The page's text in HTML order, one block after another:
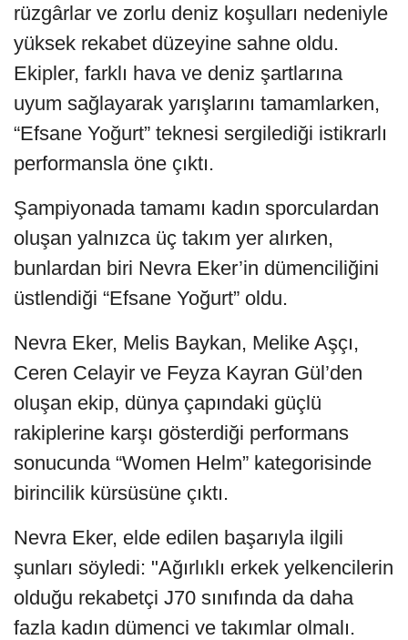
rüzgârlar ve zorlu deniz koşulları nedeniyle
yüksek rekabet düzeyine sahne oldu.
Ekipler, farklı hava ve deniz şartlarına
uyum sağlayarak yarışlarını tamamlarken,
“Efsane Yoğurt” teknesi sergilediği istikrarlı
performansla öne çıktı.
Şampiyonada tamamı kadın sporculardan
oluşan yalnızca üç takım yer alırken,
bunlardan biri Nevra Eker’in dümenciliğini
üstlendiği “Efsane Yoğurt” oldu.
Nevra Eker, Melis Baykan, Melike Aşçı,
Ceren Celayir ve Feyza Kayran Gül’den
oluşan ekip, dünya çapındaki güçlü
rakiplerine karşı gösterdiği performans
sonucunda “Women Helm” kategorisinde
birincilik kürsüsüne çıktı.
Nevra Eker, elde edilen başarıyla ilgili
şunları söyledi: "Ağırlıklı erkek yelkencilerin
olduğu rekabetçi J70 sınıfında da daha
fazla kadın dümenci ve takımlar olmalı.